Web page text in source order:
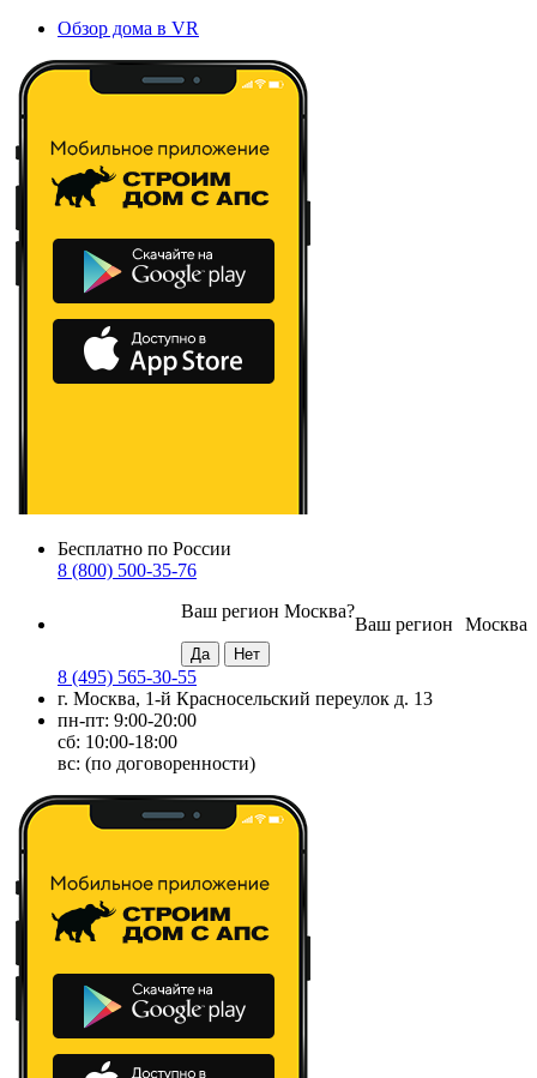
Обзор дома в VR
Бесплатно по России
8 (800) 500-35-76
Москва
Ваш регион
Ваш регион Москва?
8 (495) 565-30-55
г. Москва, 1-й Красносельский переулок д. 13
пн-пт: 9:00-20:00
сб: 10:00-18:00
вс: (по договоренности)